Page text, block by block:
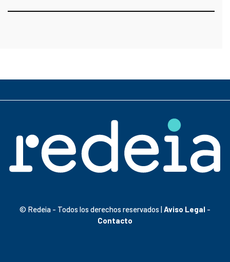
© Redeia - Todos los derechos reservados |Aviso Legal -
Contacto